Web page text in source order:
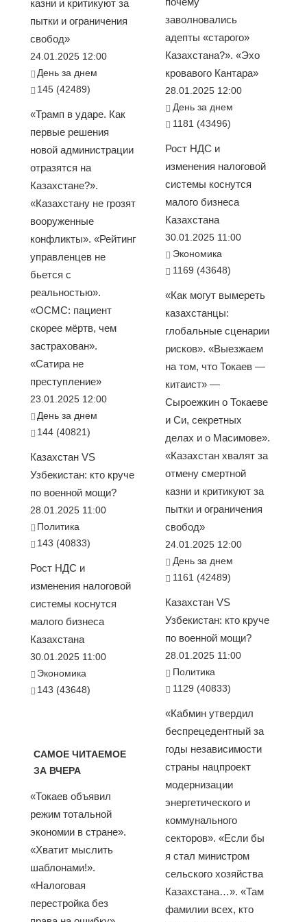
казни и критикуют за
пытки и ограничения
свобод»
24.01.2025 12:00
День за днем
145 (42489)
«Трамп в ударе. Как
первые решения
новой администрации
отразятся на
Казахстане?».
«Казахстану не грозят
вооруженные
конфликты». «Рейтинг
управленцев не
бьется с
реальностью».
«ОСМС: пациент
скорее мёртв, чем
застрахован».
«Сатира не
преступление»
23.01.2025 12:00
День за днем
144 (40821)
Казахстан VS
Узбекистан: кто круче
по военной мощи?
28.01.2025 11:00
Политика
143 (40833)
Рост НДС и
изменения налоговой
системы коснутся
малого бизнеса
Казахстана
30.01.2025 11:00
Экономика
143 (43648)
САМОЕ ЧИТАЕМОЕ
ЗА ВЧЕРА
«Токаев объявил
режим тотальной
экономии в стране».
«Хватит мыслить
шаблонами!».
«Налоговая
перестройка без
заволновались
адепты «старого»
Казахстана?». «Эхо
кровавого Кантара»
28.01.2025 12:00
День за днем
1181 (43496)
Рост НДС и
изменения налоговой
системы коснутся
малого бизнеса
Казахстана
30.01.2025 11:00
Экономика
1169 (43648)
«Как могут вымереть
казахстанцы:
глобальные сценарии
рисков». «Выезжаем
на том, что Токаев —
китаист» —
Сыроежкин о Токаеве
и Си, секретных
делах и о Масимове».
«Казахстан хвалят за
отмену смертной
казни и критикуют за
пытки и ограничения
свобод»
24.01.2025 12:00
День за днем
1161 (42489)
Казахстан VS
Узбекистан: кто круче
по военной мощи?
28.01.2025 11:00
Политика
1129 (40833)
«Кабмин утвердил
беспрецедентный за
годы независимости
страны нацпроект
модернизации
энергетического и
коммунального
секторов». «Если бы
я стал министром
сельского хозяйства
Казахстана…». «Там
фамилии всех, кто